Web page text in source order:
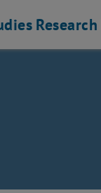
Research